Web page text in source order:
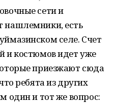
сети и
нашлемники, есть
селе. Счет
и костюмов идет уже
приезжают сюда
ребята из других
один и тот же вопрос: